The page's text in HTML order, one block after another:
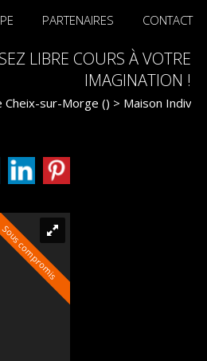
PARTENAIRES CONTACT
LIBRE COURS À VOTRE
IMAGINATION !
Cheix-sur-Morge () > Maison
Sous compromis